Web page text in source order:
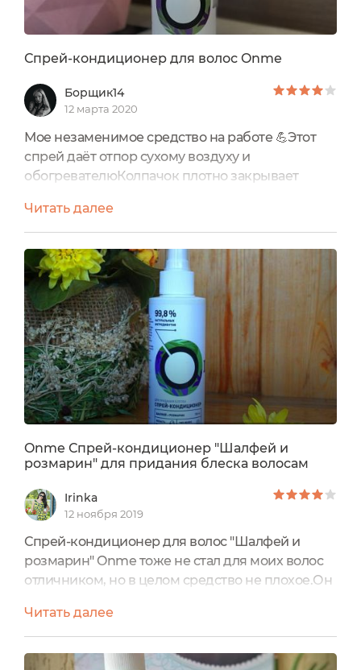
Спрей-кондиционер для волос Onme
Борщик14
12 марта 2020
Мое незаменимое средство на работе 💪Этот
спрей даёт отпор сухому воздуху и
обогревателюКолпачок плотно закрывает
часть, в которую постоянно забивается пыль,
сколько бы я не протирала - выглядит не очень
😟Как всегда имеется наклейка, защищающая
от вскрытия⠀Распылитель за 3-4 нажатия
орошает полностью полотно волос, иногда
заедает, но не критично⠀Сам спрей
прозрачного...
Читать далее
Onme Спрей-кондиционер "Шалфей и
розмарин" для придания блеска волосам
Irinka
12 ноября 2019
Спрей-кондиционер для волос "Шалфей и
розмарин" Onme тоже не стал для моих волос
отличником, но в целом средство не плохое.Он
прочного непрозрачного пластика находится
150 мл средства.На лицевой стороне упаковки
указано, что он предназначен для блеска волос.
Читать далее